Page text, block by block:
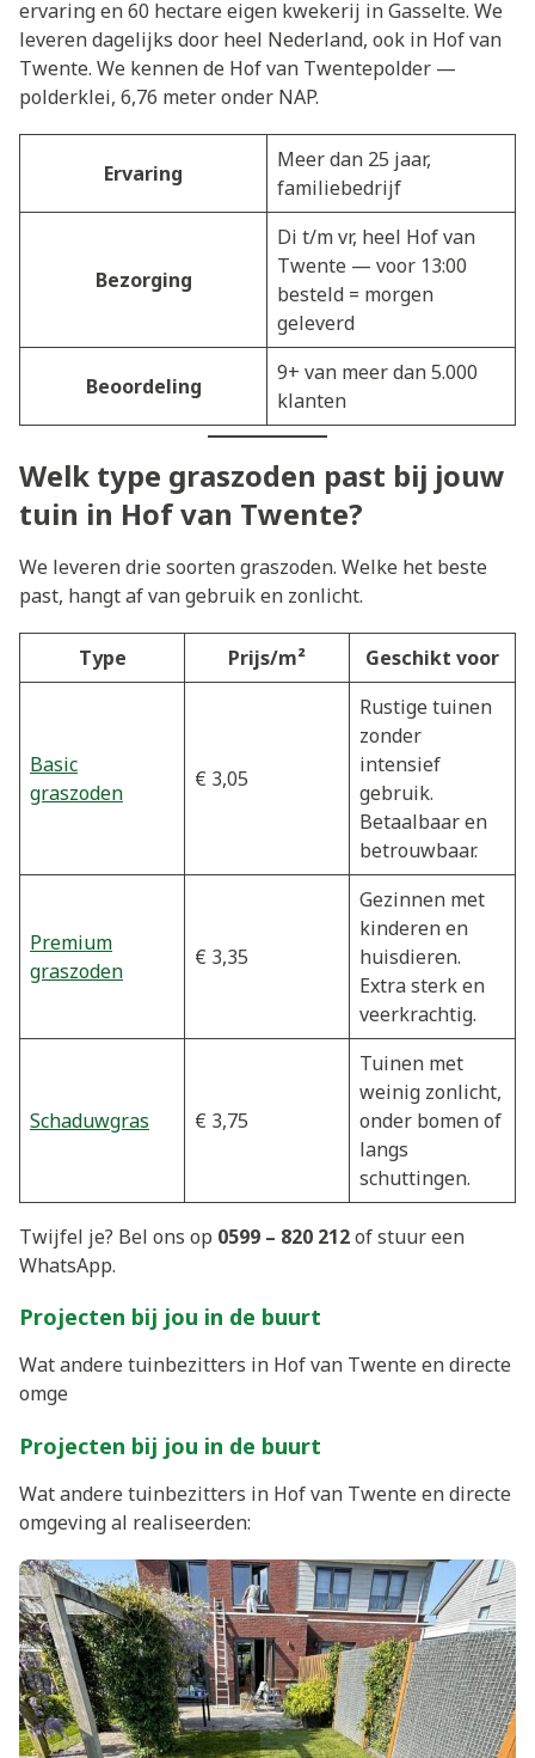
ervaring en 60 hectare eigen kwekerij in Gasselte. We
leveren dagelijks door heel Nederland, ook in Hof van
Twente. We kennen de Hof van Twentepolder —
polderklei, 6,76 meter onder NAP.
Ervaring
Meer dan 25 jaar,
familiebedrijf
Bezorging
Di t/m vr, heel Hof van
Twente — voor 13:00
besteld = morgen
geleverd
Beoordeling
9+ van meer dan 5.000
klanten
Welk type graszoden past bij jouw
tuin in Hof van Twente?
We leveren drie soorten graszoden. Welke het beste
past, hangt af van gebruik en zonlicht.
Type Prijs/m² Geschikt voor
Basic
graszoden
€ 3,05
Rustige tuinen
zonder
intensief
gebruik.
Betaalbaar en
betrouwbaar.
Premium
graszoden
€ 3,35
Gezinnen met
kinderen en
huisdieren.
Extra sterk en
veerkrachtig.
Schaduwgras € 3,75
Tuinen met
weinig zonlicht,
onder bomen of
langs
schuttingen.
Twijfel je? Bel ons op 0599 – 820 212of stuur een
WhatsApp.
Projecten bij jou in de buurt
Wat andere tuinbezitters in Hof van Twente en directe
omge
Projecten bij jou in de buurt
Wat andere tuinbezitters in Hof van Twente en directe
omgeving al realiseerden: